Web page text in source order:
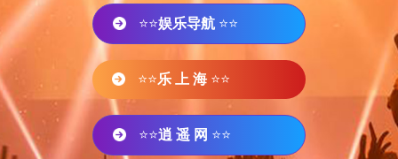
⭐⭐娱乐导航 ⭐⭐
⭐⭐乐 上 海 ⭐⭐
⭐⭐逍 遥 网 ⭐⭐